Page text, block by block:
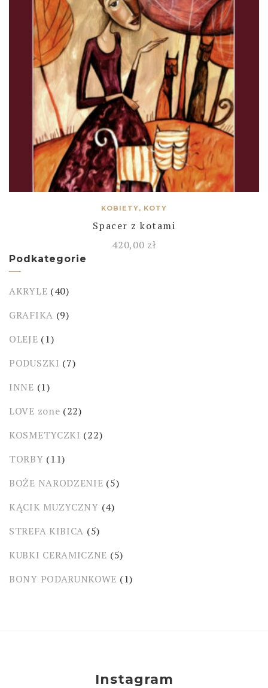
KOBIETY, KOTY
Spacer z kotami
420,00 zł
Podkategorie
AKRYLE (40)
GRAFIKA (9)
OLEJE (1)
PODUSZKI (7)
INNE (1)
LOVE zone (22)
KOSMETYCZKI (22)
TORBY (11)
BOŻE NARODZENIE (5)
KĄCIK MUZYCZNY (4)
STREFA KIBICA (5)
KUBKI CERAMICZNE (5)
BONY PODARUNKOWE (1)
Instagram